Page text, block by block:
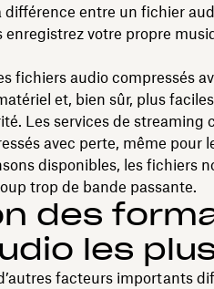
différence entre un fichier
enregistrez votre propre
fichiers audio compressés
et, bien sûr, plus
Les services de
avec perte, même pour
disponibles, les fichiers
trop de bande passante.
des
les
facteurs importants